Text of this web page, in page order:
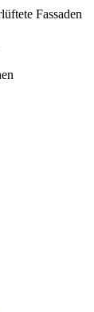
Fassaden